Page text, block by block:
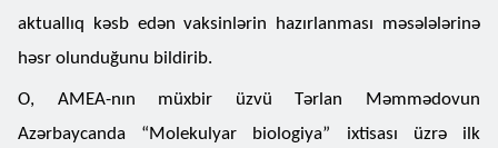
aktuallıq kəsb edən vaksinlərin hazırlanması məsələlərinə
həsr olunduğunu bildirib.
O, AMEA-nın müxbir üzvü Tərlan Məmmədovun
Azərbaycanda “Molekulyar biologiya” ixtisası üzrə ilk